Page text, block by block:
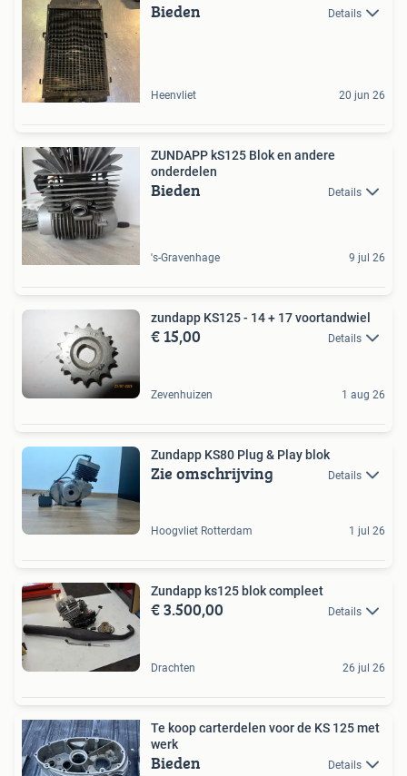
Bieden Details
Heenvliet 20 jun 26
ZUNDAPP kS125 Blok en andere
onderdelen
Bieden Details
's-Gravenhage 9 jul 26
zundapp KS125 - 14 + 17 voortandwiel
€ 15,00 Details
Zevenhuizen 1 aug 26
Zundapp KS80 Plug & Play blok
Zie omschrijving Details
Hoogvliet Rotterdam 1 jul 26
Zundapp ks125 blok compleet
€ 3.500,00 Details
Drachten 26 jul 26
Te koop carterdelen voor de KS 125 met
werk
Bieden Details